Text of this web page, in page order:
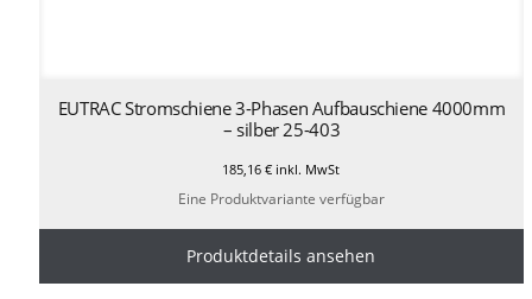
EUTRAC Stromschiene 3-Phasen Aufbauschiene 4000mm
– silber 25-403
185,16€ inkl. MwSt
Eine Produktvariante verfügbar
Produktdetails ansehen